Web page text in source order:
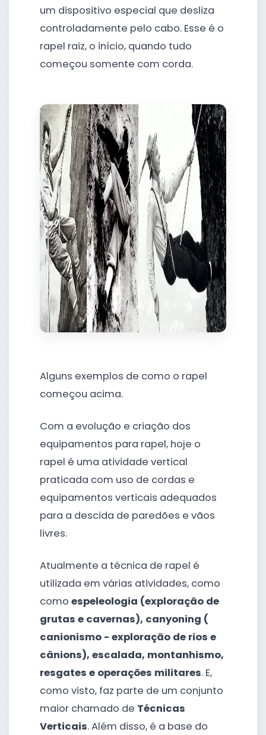
um dispositivo especial que desliza
controladamente pelo cabo. Esse é o
rapel raiz, o início, quando tudo
começou somente com corda.
Alguns exemplos de como o rapel
começou acima.
Com a evolução e criação dos
equipamentos para rapel, hoje o
rapel é uma atividade vertical
praticada com uso de cordas e
equipamentos verticais adequados
para a descida de paredões e vãos
livres.
Atualmente a técnica de rapel é
utilizada em várias atividades, como
como espeleologia (exploração de
grutas e cavernas), canyoning (
canionismo - exploração de rios e
cânions), escalada, montanhismo,
resgates e operações militares. E,
como visto, faz parte de um conjunto
maior chamado de Técnicas
Verticais. Além disso, é a base do